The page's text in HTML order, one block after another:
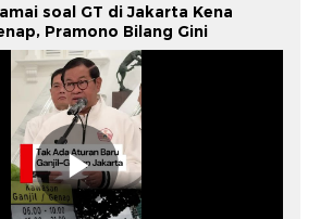
soal GT di Jakarta Kena
Pramono Bilang Gini